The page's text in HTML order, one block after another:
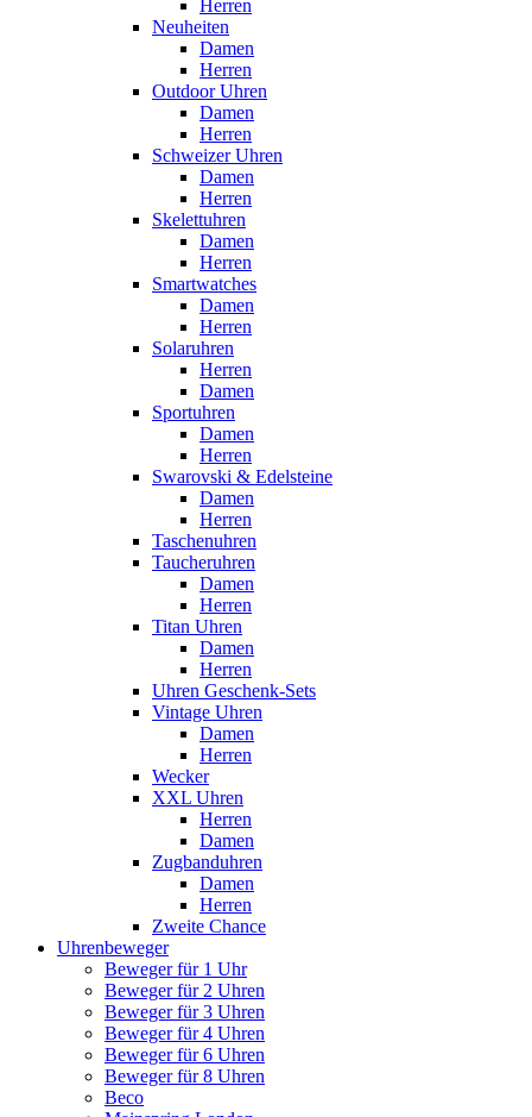
Herren
Neuheiten
Damen
Herren
Outdoor Uhren
Damen
Herren
Schweizer Uhren
Damen
Herren
Skelettuhren
Damen
Herren
Smartwatches
Damen
Herren
Solaruhren
Herren
Damen
Sportuhren
Damen
Herren
Swarovski & Edelsteine
Damen
Herren
Taschenuhren
Taucheruhren
Damen
Herren
Titan Uhren
Damen
Herren
Uhren Geschenk-Sets
Vintage Uhren
Damen
Herren
Wecker
XXL Uhren
Herren
Damen
Zugbanduhren
Damen
Herren
Zweite Chance
Uhrenbeweger
Beweger für 1 Uhr
Beweger für 2 Uhren
Beweger für 3 Uhren
Beweger für 4 Uhren
Beweger für 6 Uhren
Beweger für 8 Uhren
Beco